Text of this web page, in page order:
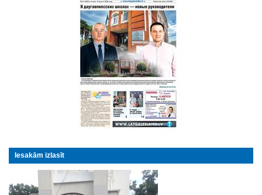
Iesakām izlasīt